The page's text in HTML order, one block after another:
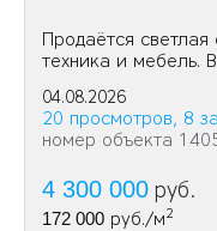
Продаётся светлая
техника и мебель.
04.08.2026
20 просмотров, 8
номер объекта
4 300 000 руб.
172 000 руб./м2